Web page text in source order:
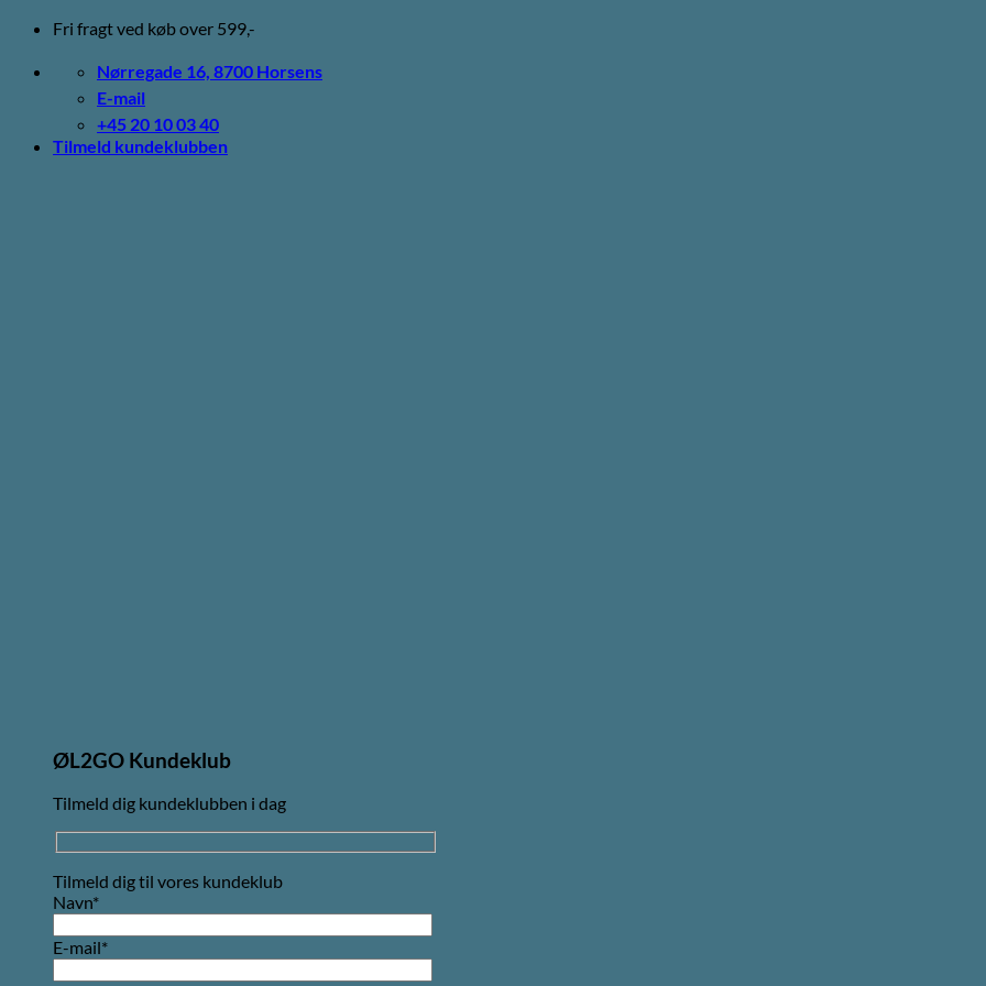
Fortsæt
indhold
Fri fragt ved køb over 599,-
Nørregade 16, 8700 Horsens
E-mail
+45 20 10 03 40
Tilmeld kundeklubben
ØL2GO Kundeklub
Tilmeld dig kundeklubben i dag
Tilmeld dig til vores kundeklub
Navn*
E-mail*